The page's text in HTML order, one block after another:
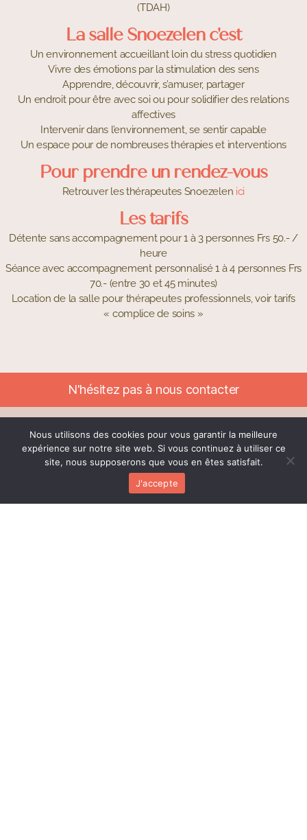
(TDAH)
La salle Snoezelen c'est
Un environnement accueillant loin du stress quotidien
Vivre des émotions par la stimulation des sens
Apprendre, découvrir, s’amuser, partager
Un endroit pour être avec soi ou pour solidifier des relations
affectives
Intervenir dans l’environnement, se sentir capable
Un espace pour de nombreuses thérapies et interventions
Pour prendre un rendez-vous
Retrouver les thérapeutes Snoezelen ici
Les tarifs
Détente sans accompagnement pour 1 à 3 personnes Frs 50.- /
heure
Séance avec accompagnement personnalisé 1 à 4 personnes Frs
70.- (entre 30 et 45 minutes)
Location de la salle pour thérapeutes professionnels, voir tarifs
« complice de soins »
N'hésitez pas à nous contacter
Horaire de location pour thérapeutes
Horaires demi-journées
7h30- 13h30 ou 14h00- 20h00
Horaires journées
7h30-20h00
Nous utilisons des cookies pour vous garantir la meilleure
expérience sur notre site web. Si vous continuez à utiliser ce
site, nous supposerons que vous en êtes satisfait.
J'accepte